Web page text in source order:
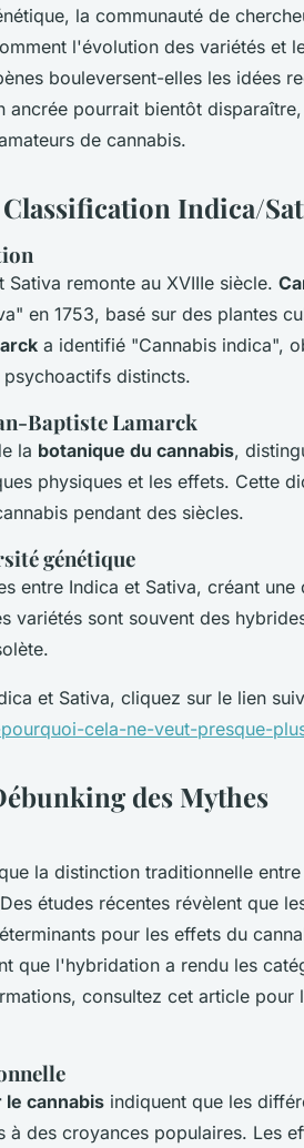
la communauté de
l'évolution des variétés et
bouleversent-elles les idées
pourrait bientôt
de cannabis.
Indica/
Sativa remonte au XVIIIe siècle.
en 1753, basé sur des plantes
a identifié "Cannabis indica",
distincts.
Baptiste Lamarck
la botanique du cannabis,
physiques et les effets. Cette
pendant des siècles.
génétique
entre Indica et Sativa, créant une
variétés sont souvent des
et Sativa, cliquez sur le lien
cela-ne-veut-presque-
des Mythes
la distinction traditionnelle
études récentes révèlent que
pour les effets du
que l'hybridation a rendu les
consultez cet article pour
cannabis indiquent que les
à des croyances populaires. Les